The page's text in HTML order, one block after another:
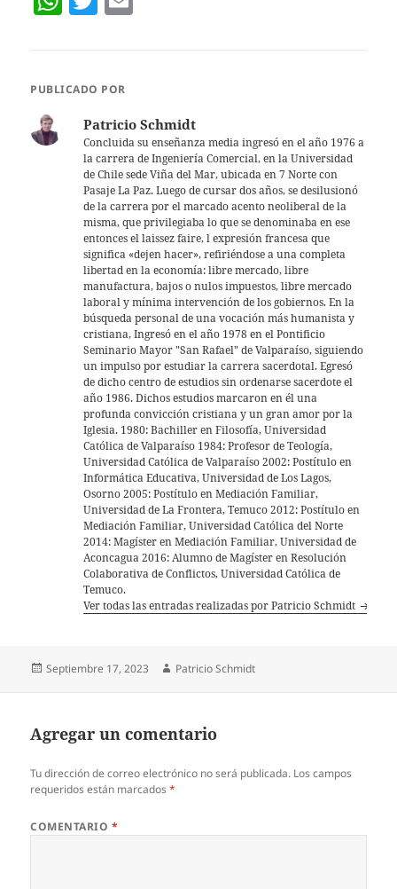
s er
PUBLICADO POR
Patricio Schmidt
Concluida su enseñanza media ingresó en el año 1976 a
la carrera de Ingeniería Comercial, en la Universidad
de Chile sede Viña del Mar, ubicada en 7 Norte con
Pasaje La Paz. Luego de cursar dos años, se desilusionó
de la carrera por el marcado acento neoliberal de la
misma, que privilegiaba lo que se denominaba en ese
entonces el laissez faire, l expresión francesa que
significa «dejen hacer», refiriéndose a una completa
libertad en la economía: libre mercado, libre
manufactura, bajos o nulos impuestos, libre mercado
laboral y mínima intervención de los gobiernos. En la
búsqueda personal de una vocación más humanista y
cristiana, Ingresó en el año 1978 en el Pontificio
Seminario Mayor "San Rafael" de Valparaíso, siguiendo
un impulso por estudiar la carrera sacerdotal. Egresó
de dicho centro de estudios sin ordenarse sacerdote el
año 1986. Dichos estudios marcaron en él una
profunda convicción cristiana y un gran amor por la
Iglesia. 1980: Bachiller en Filosofía, Universidad
Católica de Valparaíso 1984: Profesor de Teología,
Universidad Católica de Valparaíso 2002: Postítulo en
Informática Educativa, Universidad de Los Lagos,
Osorno 2005: Postítulo en Mediación Familiar,
Universidad de La Frontera, Temuco 2012: Postítulo en
Mediación Familiar, Universidad Católica del Norte
2014: Magíster en Mediación Familiar, Universidad de
Aconcagua 2016: Alumno de Magíster en Resolución
Colaborativa de Conflictos, Universidad Católica de
Temuco.
Ver todas las entradas realizadas por Patricio Schmidt
Publicado
Septiembre 17, 2023 Autor
Patricio Schmidt
Agregar un comentario
Tu dirección de correo electrónico no será publicada. Los campos
requeridos están marcados*
COMENTARIO *